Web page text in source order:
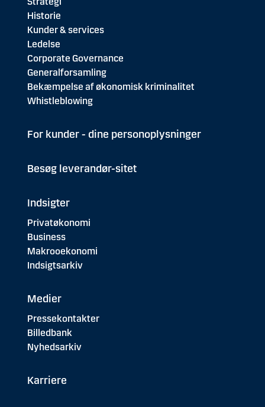
Historie
Kunder & services
Ledelse
Corporate Governance
Generalforsamling
Bekæmpelse af økonomisk kriminalitet
Whistleblowing
For kunder - dine personoplysninger
Besøg leverandør-sitet
Indsigter
Privatøkonomi
Business
Makrooekonomi
Indsigtsarkiv
Medier
Pressekontakter
Billedbank
Nyhedsarkiv
Karriere